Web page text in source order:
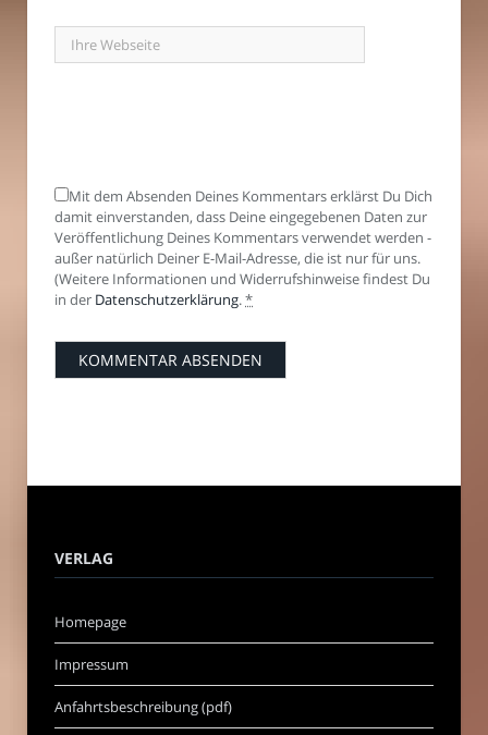
Mit dem Absenden Deines Kommentars erklärst Du Dich
damit einverstanden, dass Deine eingegebenen Daten zur
Veröffentlichung Deines Kommentars verwendet werden -
außer natürlich Deiner E-Mail-Adresse, die ist nur für uns.
(Weitere Informationen und Widerrufshinweise findest Du
in der Datenschutzerklärung.*
VERLAG
Homepage
Impressum
Anfahrtsbeschreibung (pdf)